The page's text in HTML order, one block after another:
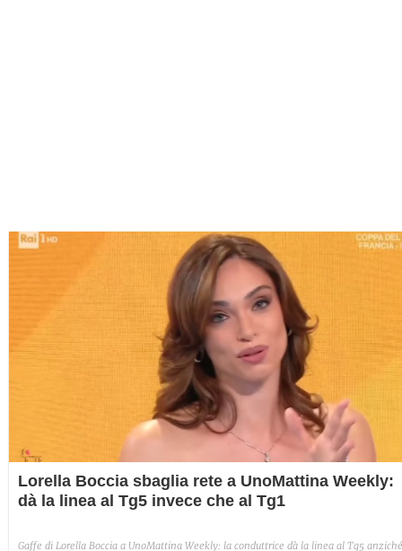
Lorella Boccia sbaglia rete a UnoMattina Weekly:
dà la linea al Tg5 invece che al Tg1
Gaffe di Lorella Boccia a UnoMattina Weekly: la conduttrice dà la linea al Tg5 anziché